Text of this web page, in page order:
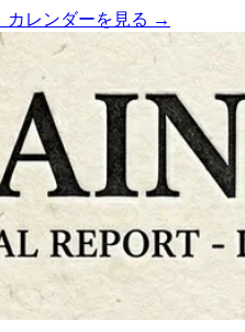
カレンダーを見る →